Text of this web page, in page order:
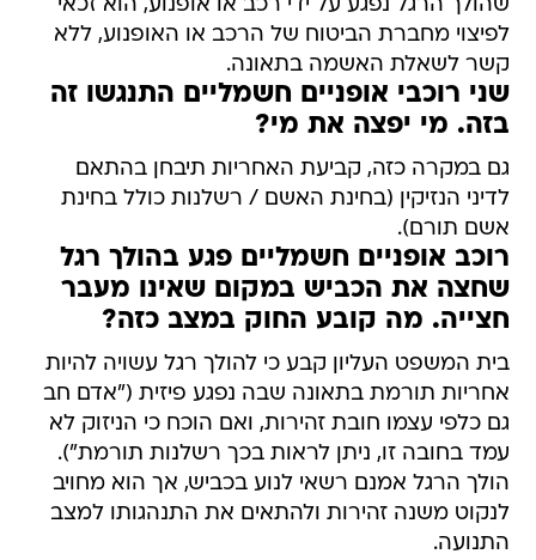
שהולך הרגל נפגע על ידי רכב או אופנוע, הוא זכאי
לפיצוי מחברת הביטוח של הרכב או האופנוע, ללא
קשר לשאלת האשמה בתאונה.
שני רוכבי אופניים חשמליים התנגשו זה
בזה. מי יפצה את מי?
גם במקרה כזה, קביעת האחריות תיבחן בהתאם
לדיני הנזיקין (בחינת האשם / רשלנות כולל בחינת
אשם תורם).
רוכב אופניים חשמליים פגע בהולך רגל
שחצה את הכביש במקום שאינו מעבר
חצייה. מה קובע החוק במצב כזה?
בית המשפט העליון קבע כי להולך רגל עשויה להיות
אחריות תורמת בתאונה שבה נפגע פיזית ("אדם חב
גם כלפי עצמו חובת זהירות, ואם הוכח כי הניזוק לא
עמד בחובה זו, ניתן לראות בכך רשלנות תורמת").
הולך הרגל אמנם רשאי לנוע בכביש, אך הוא מחויב
לנקוט משנה זהירות ולהתאים את התנהגותו למצב
התנועה.